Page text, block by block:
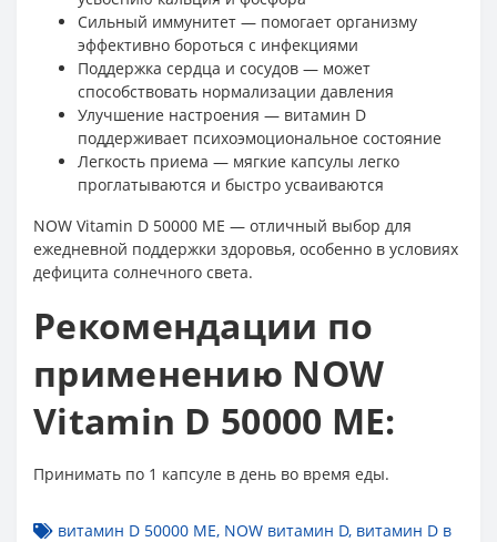
Сильный иммунитет — помогает организму
эффективно бороться с инфекциями
Поддержка сердца и сосудов — может
способствовать нормализации давления
Улучшение настроения — витамин D
поддерживает психоэмоциональное состояние
Легкость приема — мягкие капсулы легко
проглатываются и быстро усваиваются
NOW Vitamin D 50000 МЕ — отличный выбор для
ежедневной поддержки здоровья, особенно в условиях
дефицита солнечного света.
Рекомендации по
применению NOW
Vitamin D 50000 МЕ:
Принимать по 1 капсуле в день во время еды.
витамин D 50000 МЕ, NOW витамин D, витамин D в